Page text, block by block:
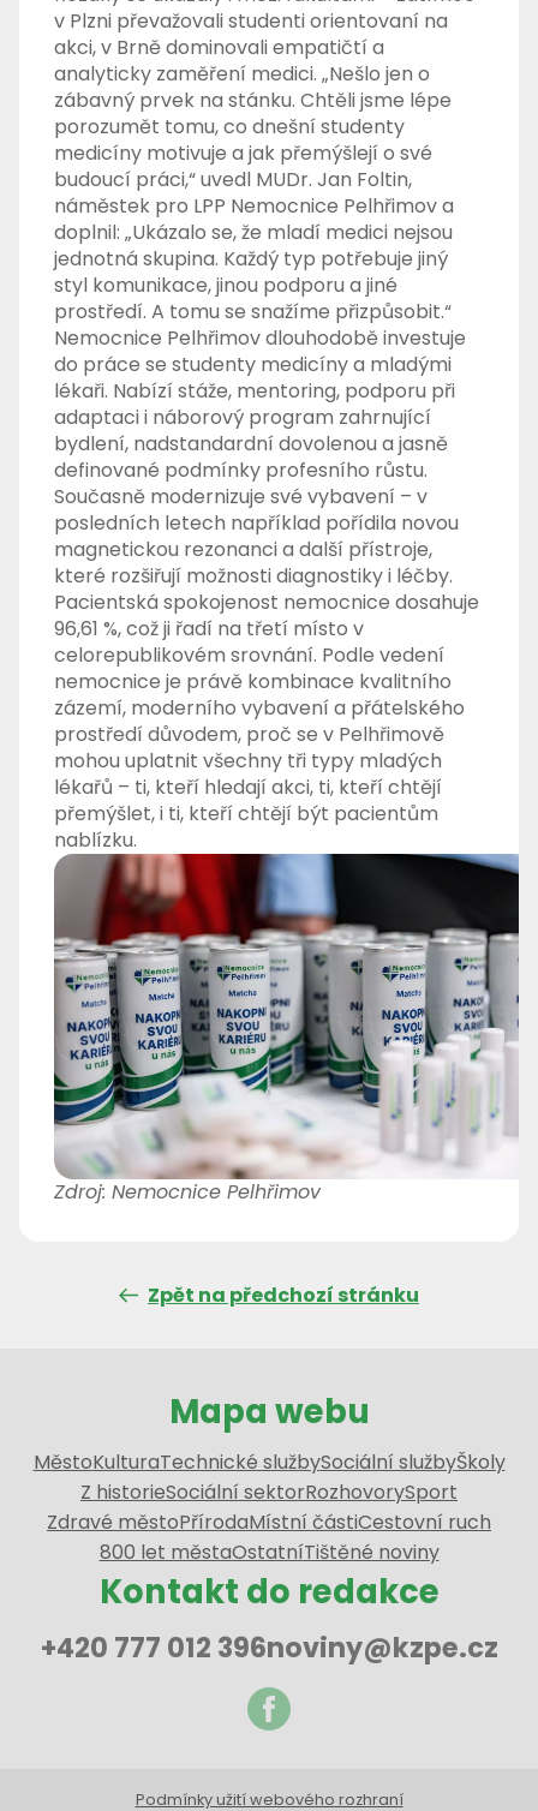
v Plzni převažovali studenti orientovaní na
akci, v Brně dominovali empatičtí a
analyticky zaměření medici. „Nešlo jen o
zábavný prvek na stánku. Chtěli jsme lépe
porozumět tomu, co dnešní studenty
medicíny motivuje a jak přemýšlejí o své
budoucí práci,“ uvedl MUDr. Jan Foltin,
náměstek pro LPP Nemocnice Pelhřimov a
doplnil: „Ukázalo se, že mladí medici nejsou
jednotná skupina. Každý typ potřebuje jiný
styl komunikace, jinou podporu a jiné
prostředí. A tomu se snažíme přizpůsobit.“
Nemocnice Pelhřimov dlouhodobě investuje
do práce se studenty medicíny a mladými
lékaři. Nabízí stáže, mentoring, podporu při
adaptaci i náborový program zahrnující
bydlení, nadstandardní dovolenou a jasně
definované podmínky profesního růstu.
Současně modernizuje své vybavení – v
posledních letech například pořídila novou
magnetickou rezonanci a další přístroje,
které rozšiřují možnosti diagnostiky i léčby.
Pacientská spokojenost nemocnice dosahuje
96,61 %, což ji řadí na třetí místo v
celorepublikovém srovnání. Podle vedení
nemocnice je právě kombinace kvalitního
zázemí, moderního vybavení a přátelského
prostředí důvodem, proč se v Pelhřimově
mohou uplatnit všechny tři typy mladých
lékařů – ti, kteří hledají akci, ti, kteří chtějí
přemýšlet, i ti, kteří chtějí být pacientům
nablízku.
Zdroj: Nemocnice Pelhřimov
Zpět na předchozí stránku
Mapa webu
MěstoKulturaTechnické službySociální službyŠkoly
Z historieSociální sektorRozhovorySport
Zdravé městoPřírodaMístní částiCestovní ruch
800 let městaOstatníTištěné noviny
Kontakt do redakce
+420 777 012 396noviny@kzpe.cz
Podmínky užití webového rozhraní